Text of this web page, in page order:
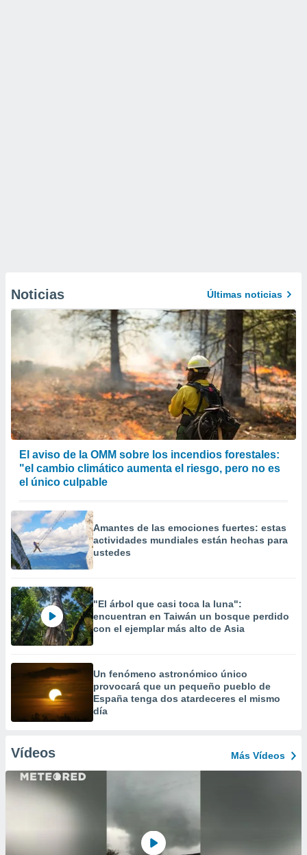
Noticias Últimas noticias
El aviso de la OMM sobre los incendios forestales:
"el cambio climático aumenta el riesgo, pero no es
el único culpable
Amantes de las emociones fuertes: estas
actividades mundiales están hechas para
ustedes
"El árbol que casi toca la luna":
encuentran en Taiwán un bosque perdido
con el ejemplar más alto de Asia
Un fenómeno astronómico único
provocará que un pequeño pueblo de
España tenga dos atardeceres el mismo
día
Vídeos Más Vídeos